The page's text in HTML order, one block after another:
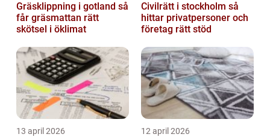
Gräsklippning i gotland så
får gräsmattan rätt
skötsel i öklimat
Civilrätt i stockholm så
hittar privatpersoner och
företag rätt stöd
13 april 2026 12 april 2026